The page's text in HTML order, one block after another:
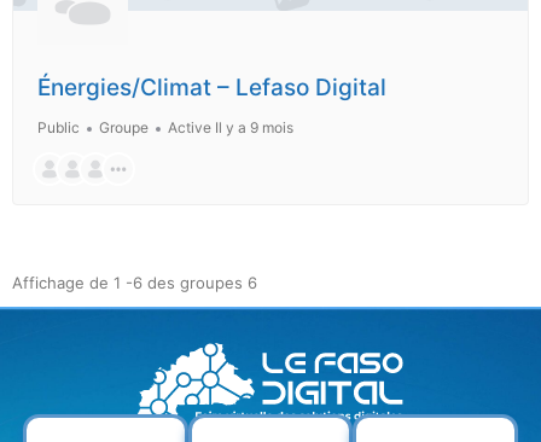
Énergies/Climat – Lefaso Digital
Public Groupe Active Il y a 9 mois
Affichage de 1 -6 des groupes 6